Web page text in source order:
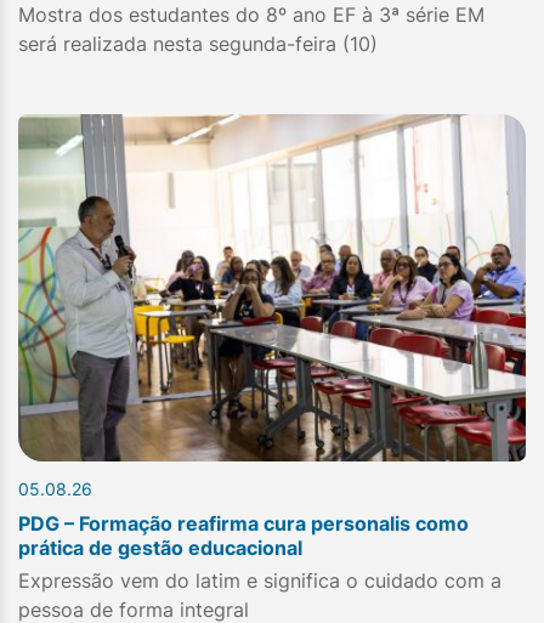
Mostra dos estudantes do 8º ano EF à 3ª série EM
será realizada nesta segunda-feira (10)
05.08.26
PDG – Formação reafirma cura personalis como
prática de gestão educacional
Expressão vem do latim e significa o cuidado com a
pessoa de forma integral